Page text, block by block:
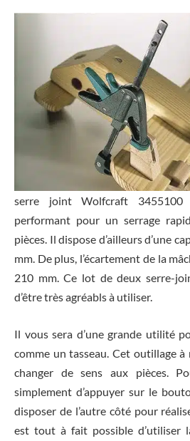
serre joint Wolfcraft
performant pour un serrage
pièces. Il dispose d’ailleurs d’une
mm. De plus, l’écartement de la
210 mm. Ce lot de deux serre-
d’être très agréabls à utiliser.
Il vous sera d’une grande utilité
comme un tasseau. Cet outillage
changer de sens aux pièces.
simplement d’appuyer sur le
disposer de l’autre côté pour
est tout à fait possible d’utiliser